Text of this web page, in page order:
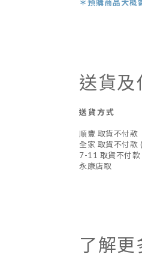
送貨及
送貨方式
順豐 取貨不付款
全家 取貨不付款
7-11 取貨不付款
永康店取
了解更